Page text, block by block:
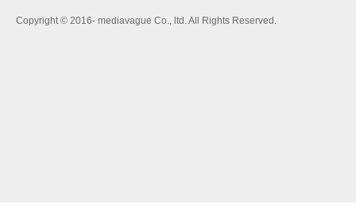
Copyright © 2016- mediavague Co., ltd. All Rights Reserved.